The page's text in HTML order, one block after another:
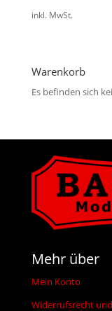
inkl. MwSt.
Warenkorb
Es befinden sich
Mehr über
Mein Konto
Widerrufsrecht